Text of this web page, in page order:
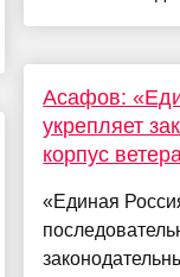
Асафов:
укрепляет
корпус
«Единая